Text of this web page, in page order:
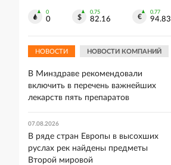
0
0
0.75
82.16
0.77
94.83
НОВОСТИ НОВОСТИ КОМПАНИЙ
Депутат Рады Камельчук предложил
экс-министру обороны Федорову
В Минздраве рекомендовали
включить в перечень важнейших
лекарств пять препаратов
07.08.2026
В ряде стран Европы в высохших
руслах рек найдены предметы
Второй мировой